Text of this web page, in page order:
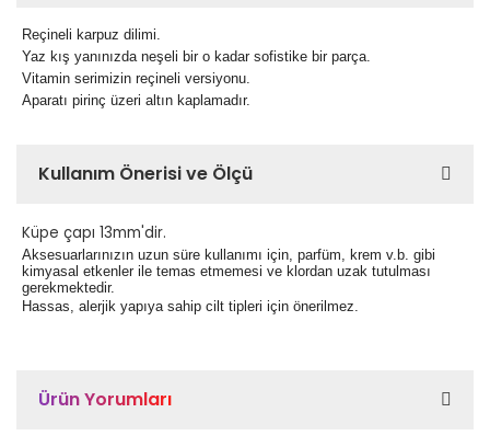
Reçineli karpuz dilimi.
Yaz kış yanınızda neşeli bir o kadar sofistike bir parça.
Vitamin serimizin reçineli versiyonu.
Aparatı pirinç üzeri altın kaplamadır.
Kullanım Önerisi ve Ölçü
Küpe çapı 13mm'dir.
Aksesuarlarınızın uzun süre kullanımı için, parfüm, krem v.b. gibi
kimyasal etkenler ile temas etmemesi ve klordan uzak tutulması
gerekmektedir.
Hassas, alerjik yapıya sahip cilt tipleri için önerilmez.
Ürün Yorumları